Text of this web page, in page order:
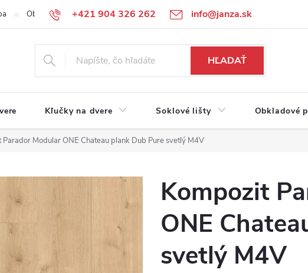
+421 904 326 262 info@janza.sk
Obchodné podmienky Reklamačné podmienky Podmienky ochrany
HĽADAŤ
Kľučky na dvere Soklové lišty Obkladové
Parador Modular ONE Chateau plank Dub Pure svetlý M4V
Kompozit
ONE
svetlý M4V